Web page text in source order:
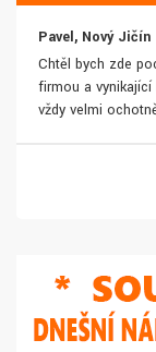
Pavel, Nový Jičín
Chtěl bych zde
firmou a
vždy velmi